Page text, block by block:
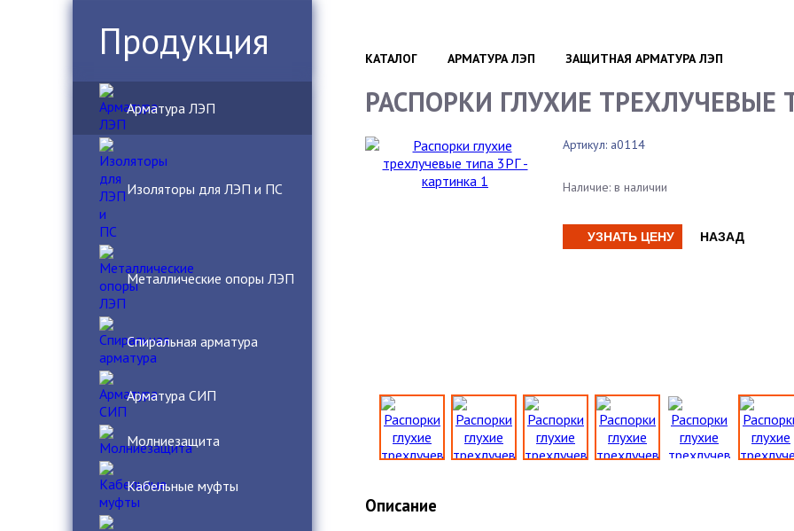
Продукция
Арматура ЛЭП
Изоляторы для ЛЭП и ПС
Металлические опоры ЛЭП
Спиральная арматура
Арматура СИП
Молниезащита
Кабельные муфты
КАТАЛОГ АРМАТУРА ЛЭП ЗАЩИТНАЯ АРМАТУРА ЛЭП
РАСПОРКИ ГЛУХИЕ ТРЕХЛУЧЕВЫЕ
Артикул: a0114
Наличие: в наличии
УЗНАТЬ ЦЕНУ НАЗАД
Описание